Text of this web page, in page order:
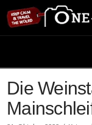
Die